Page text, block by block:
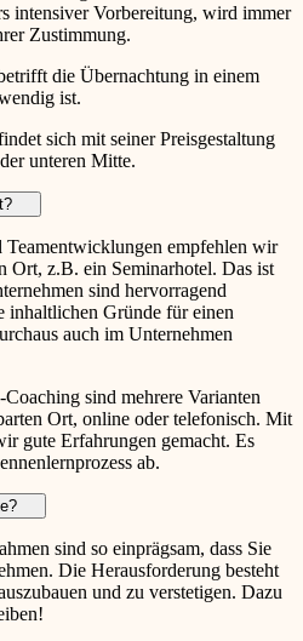
intensiver Vorbereitung, wird immer
Zustimmung.
die Übernachtung in einem
ist.
sich mit seiner Preisgestaltung
unteren Mitte.
Teamentwicklungen empfehlen wir
Ort, z.B. ein Seminarhotel. Das ist
sind hervorragend
inhaltlichen Gründe für einen
auch im Unternehmen
sind mehrere Varianten
Ort, online oder telefonisch. Mit
gute Erfahrungen gemacht. Es
ab.
sind so einprägsam, dass Sie
Die Herausforderung besteht
und zu verstetigen. Dazu